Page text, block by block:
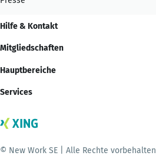
Hilfe & Kontakt
Mitgliedschaften
Hauptbereiche
Services
© New Work SE | Alle Rechte vorbehalten